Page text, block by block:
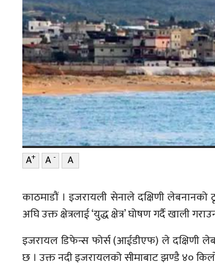
जागरण
–
विशेष
A+ A- A
काठमाडौं । इजरायली सेनाले दक्षिणी
अघि उक्त क्षेत्रलाई ‘युद्ध क्षेत्र’ घोषण गर्दै खाली
इजरायल डिफेन्स फोर्स (आईडीएफ) ले दक्षिणी
छ । उक्त नदी इजरायलको सीमाबाट झण्डै ४०